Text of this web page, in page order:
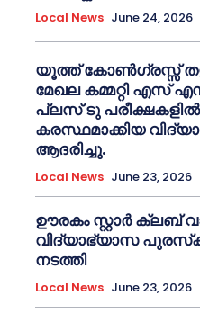
Local News June 24, 2026
യൂത്ത് കോൺഗ്രസ്സ്
മേഖല കമ്മറ്റി എസ്
പ്ലസ് ടു പരീക്ഷകളിൽ
കരസ്ഥമാക്കിയ
ആദരിച്ചു.
Local News June 23, 2026
ഊരകം സ്റ്റാർ ക്ലബ്
വിദ്യാഭ്യാസ
നടത്തി
Local News June 23, 2026